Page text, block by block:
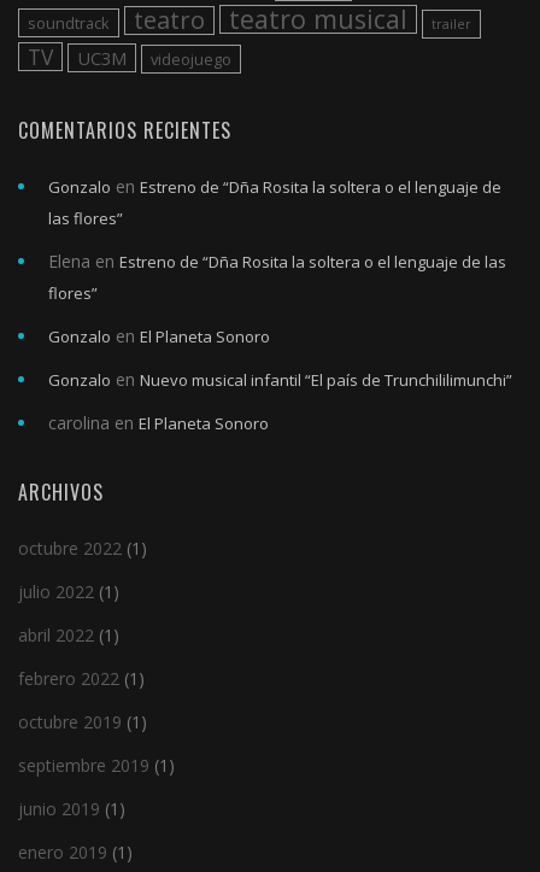
soundtrack teatro teatro musical trailer
TV UC3M videojuego
COMENTARIOS RECIENTES
Gonzalo en Estreno de “Dña Rosita la soltera o el lenguaje de
las flores”
Elena en Estreno de “Dña Rosita la soltera o el lenguaje de las
flores”
Gonzalo en El Planeta Sonoro
Gonzalo en Nuevo musical infantil “El país de Trunchililimunchi”
carolina en El Planeta Sonoro
ARCHIVOS
octubre 2022 (1)
julio 2022 (1)
abril 2022 (1)
febrero 2022 (1)
octubre 2019 (1)
septiembre 2019 (1)
junio 2019 (1)
enero 2019 (1)